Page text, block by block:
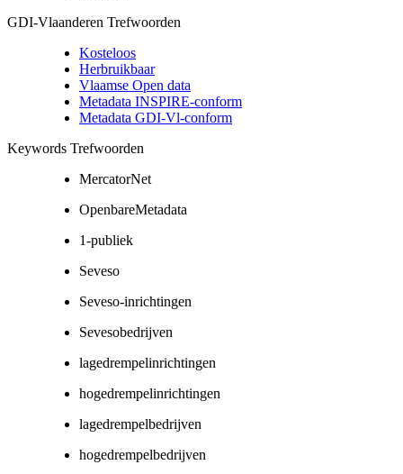
GDI-Vlaanderen Trefwoorden
Kosteloos
Herbruikbaar
Vlaamse Open data
Metadata INSPIRE-conform
Metadata GDI-Vl-conform
Keywords Trefwoorden
MercatorNet
OpenbareMetadata
1-publiek
Seveso
Seveso-inrichtingen
Sevesobedrijven
lagedrempelinrichtingen
hogedrempelinrichtingen
lagedrempelbedrijven
hogedrempelbedrijven